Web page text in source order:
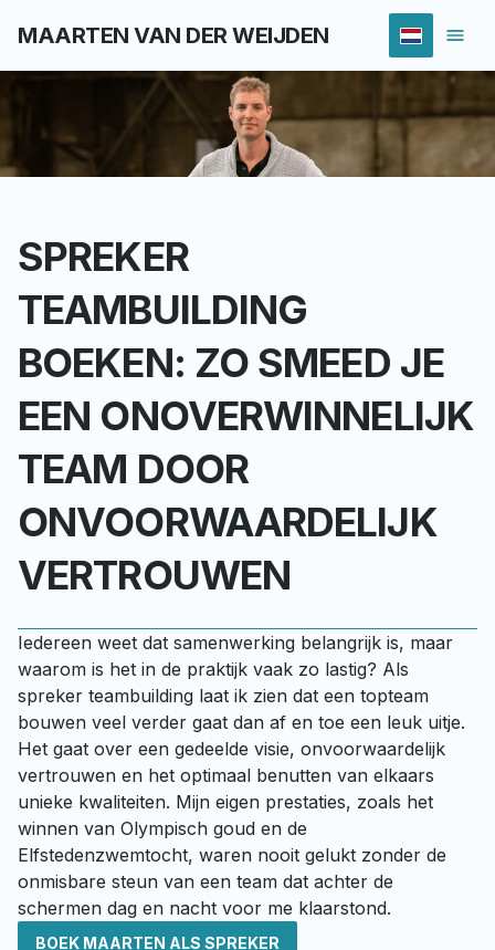
MAARTEN VAN DER WEIJDEN
SPREKER
TEAMBUILDING
BOEKEN: ZO SMEED JE
EEN ONOVERWINNELIJK
TEAM DOOR
ONVOORWAARDELIJK
VERTROUWEN
Iedereen weet dat samenwerking belangrijk is, maar
waarom is het in de praktijk vaak zo lastig? Als
spreker teambuilding laat ik zien dat een topteam
bouwen veel verder gaat dan af en toe een leuk uitje.
Het gaat over een gedeelde visie, onvoorwaardelijk
vertrouwen en het optimaal benutten van elkaars
unieke kwaliteiten. Mijn eigen prestaties, zoals het
winnen van Olympisch goud en de
Elfstedenzwemtocht, waren nooit gelukt zonder de
onmisbare steun van een team dat achter de
schermen dag en nacht voor me klaarstond.
BOEK MAARTEN ALS SPREKER